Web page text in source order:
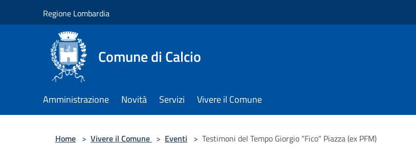
Regione Lombardia
Comune di Calcio
Amministrazione Novità Servizi Vivere il Comune
Home > Vivere il Comune > Eventi > Testimoni del Tempo Giorgio "Fico" Piazza (ex PFM)